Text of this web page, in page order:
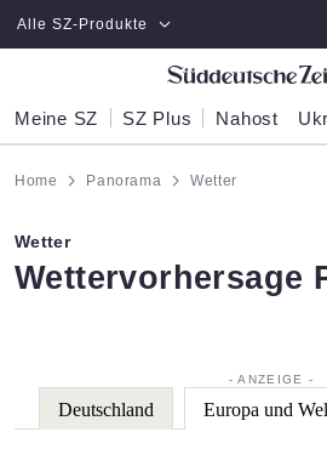
Zum Hauptinhalt springen
Alle SZ-Produkte
Meine SZ SZ Plus Nahost
Home Panorama Wetter
Wetter
:
Wettervorhersage
Deutschland Europa und